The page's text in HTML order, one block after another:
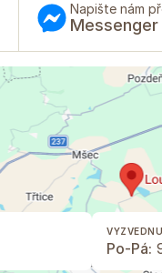
Napište nám
Messenger
Po-Pá: